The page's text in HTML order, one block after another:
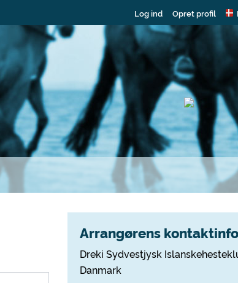
Log ind Opret profil
Arrangørens kontaktinfo
Dreki Sydvestjysk
Danmark